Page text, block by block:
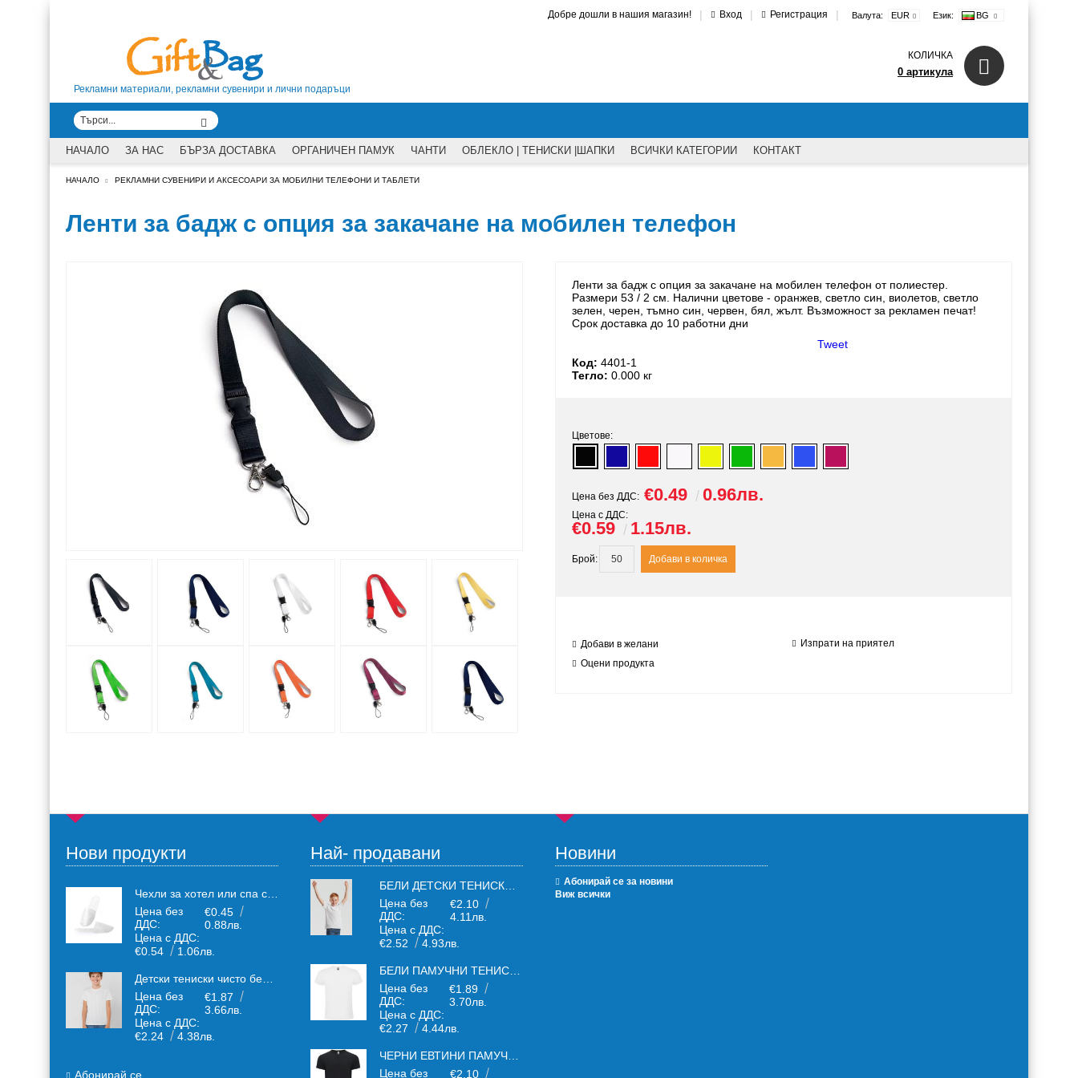
Добре дошли в нашия магазин! | Вход | Регистрация | Валута: EUR Език: BG
Рекламни материали, рекламни сувенири и лични подаръци
КОЛИЧКА
0 артикула
НАЧАЛО ЗА НАС БЪРЗА ДОСТАВКА ОРГАНИЧЕН ПАМУК ЧАНТИ ОБЛЕКЛО | ТЕНИСКИ |ШАПКИ ВСИЧКИ КАТЕГОРИИ КОНТАКТ
НАЧАЛО РЕКЛАМНИ СУВЕНИРИ И АКСЕСОАРИ ЗА МОБИЛНИ ТЕЛЕФОНИ И ТАБЛЕТИ
Ленти за бадж с опция за закачане на мобилен телефон
Ленти за бадж с опция за закачане на мобилен телефон от полиестер.
Размери 53 / 2 см. Налични цветове - оранжев, светло син, виолетов, светло
зелен, черен, тъмно син, червен, бял, жълт. Възможност за рекламен печат!
Срок доставка до 10 работни дни
Tweet
Код: 4401-1
Тегло: 0.000 кг
Цветове:
Цена без ДДС: €0.49 0.96лв.
Цена с ДДС:
€0.59 1.15лв.
Брой:
Добави в желани
Изпрати на приятел
Оцени продукта
Нови продукти
Чехли за хотел или спа салони за еднократна употреба един размер: 36-43
Цена без
ДДС:
€0.45
0.88лв.
Цена с ДДС:
€0.54
1.06лв.
Детски тениски чисто бели от плътен 150 г /кв.м. памучен плат
Цена без
ДДС:
€1.87
3.66лв.
Цена с ДДС:
€2.24
4.38лв.
Абонирай се
Най- продавани
БЕЛИ ДЕТСКИ ТЕНИСКИ БЕЛИ FRUIT OF THE LOOM
Цена без
ДДС:
€2.10
4.11лв.
Цена с ДДС:
€2.52
4.93лв.
БЕЛИ ПАМУЧНИ ТЕНИСКИ ОТ ПАМУЧЕН ТЕКСТИЛ 150 Г
Цена без
ДДС:
€1.89
3.70лв.
Цена с ДДС:
€2.27
4.44лв.
ЧЕРНИ ЕВТИНИ ПАМУЧНИ ТЕНИСКИ
Цена без
€2.10
Новини
Абонирай се за новини
Виж всички